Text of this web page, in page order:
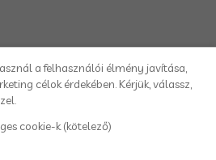
a felhasználói élmény javítása,
célok érdekében. Kérjük, válassz,
cookie-k (kötelező)